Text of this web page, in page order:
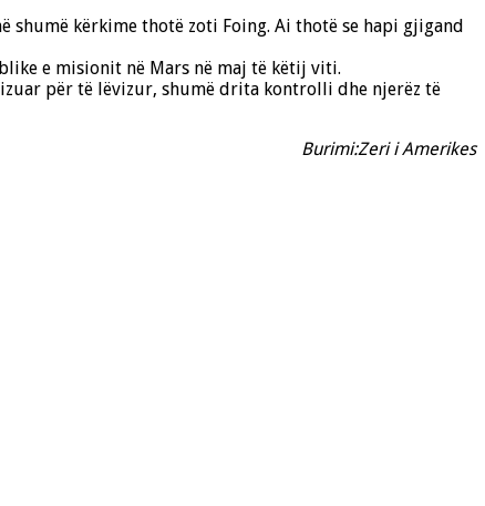
kërkime thotë zoti Foing. Ai thotë se hapi gjigand
e misionit në Mars në maj të këtij viti.
për të lëvizur, shumë drita kontrolli dhe njerëz të
Burimi:Zeri i Amerikes